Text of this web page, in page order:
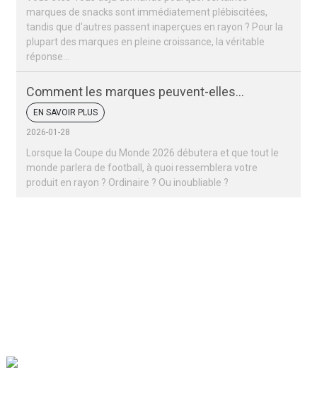
marques de snacks sont immédiatement plébiscitées,
tandis que d'autres passent inaperçues en rayon ? Pour la
plupart des marques en pleine croissance, la véritable
réponse…
Comment les marques peuvent-elles
remporter un succès retentissant lors de la
Coupe du monde 2026 ?
EN SAVOIR PLUS
2026-01-28
Lorsque la Coupe du Monde 2026 débutera et que tout le
monde parlera de football, à quoi ressemblera votre
produit en rayon ? Ordinaire ? Ou inoubliable ?